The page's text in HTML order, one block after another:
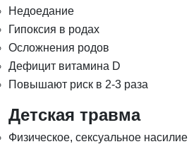
Недоедание
Гипоксия в родах
Осложнения родов
Дефицит витамина D
Повышают риск в 2-3 раза
Детская травма
Физическое, сексуальное насилие